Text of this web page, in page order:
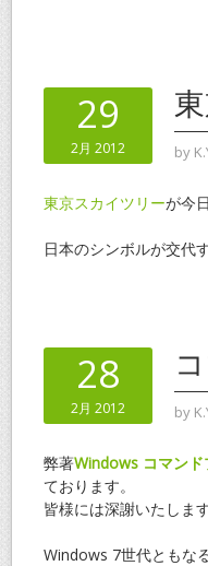
29
2月 2012 by
東京スカイツリーが今
日本のシンボルが交代
28
2月 2012 by
弊著Windows コマンド
ております。
皆様には深謝いたします
Windows 7世代ともな